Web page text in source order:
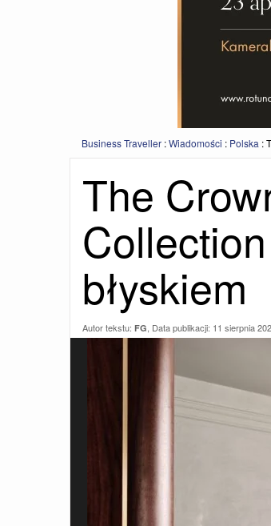
Business Traveller :Wiadomości : Polska :
The
błyskiem
Autor tekstu: FG, Data publikacji: 11 sierpnia